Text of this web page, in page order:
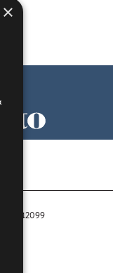
242099
×